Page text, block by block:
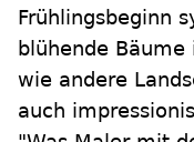
Frühlingsbeginn
blühende Bäume
wie andere
auch